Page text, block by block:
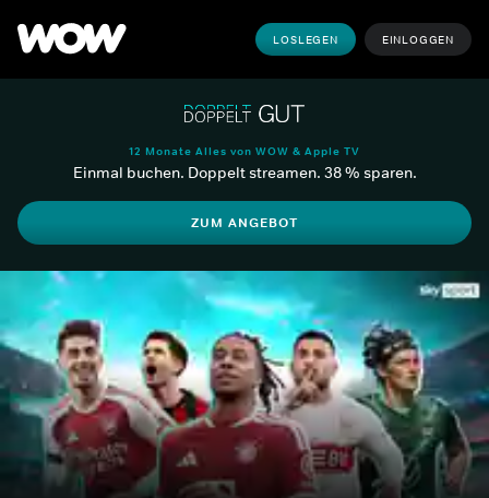
LOSLEGEN EINLOGGEN
12 Monate Alles von WOW & Apple TV
Einmal buchen. Doppelt streamen. 38 % sparen.
ZUM ANGEBOT